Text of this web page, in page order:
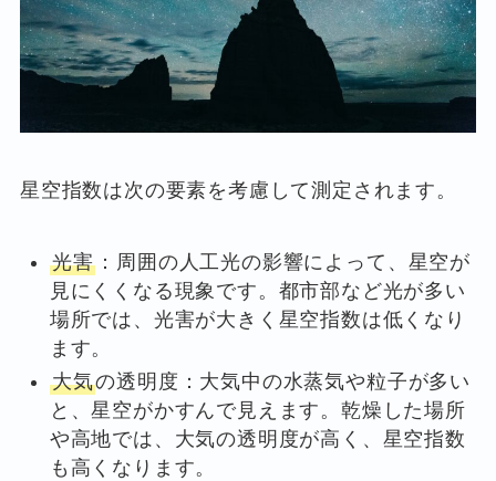
星空指数は次の要素を考慮して測定されます。
光害 ：周囲の人工光の影響によって、星空が
見にくくなる現象です。都市部など光が多い
場所では、光害が大きく星空指数は低くなり
ます。
大気の透明度：大気中の水蒸気や粒子が多い
と、星空がかすんで見えます。乾燥した場所
や高地では、大気の透明度が高く、星空指数
も高くなります。